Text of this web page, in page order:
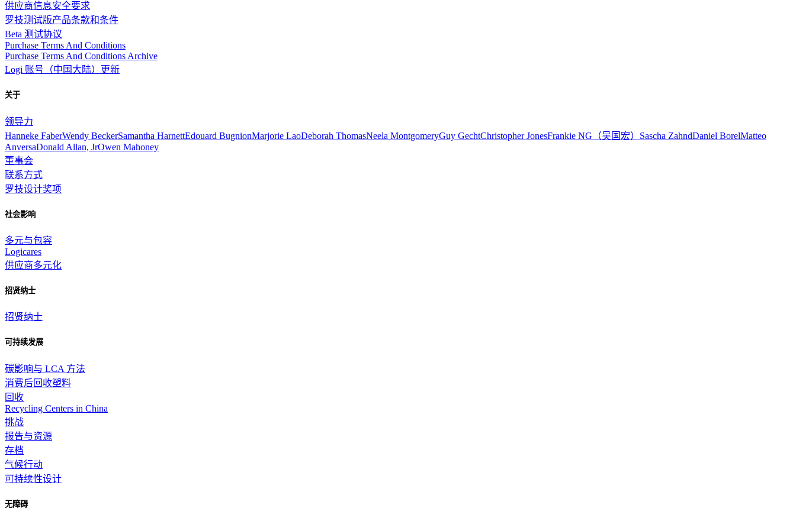
供应商信息安全要求
罗技测试版产品条款和条件
Beta 测试协议
Purchase Terms And Conditions
Purchase Terms And Conditions Archive
Logi 账号（中国大陆）更新
关于
领导力
Hanneke FaberWendy BeckerSamantha HarnettEdouard BugnionMarjorie LaoDeborah ThomasNeela MontgomeryGuy GechtChristopher JonesFrankie NG（吴国宏） Sascha ZahndDaniel BorelMatteo
AnversaDonald Allan, JrOwen Mahoney
董事会
联系方式
罗技设计奖项
社会影响
多元与包容
Logicares
供应商多元化
招贤纳士
招贤纳士
可持续发展
碳影响与 LCA 方法
消费后回收塑料
回收
Recycling Centers in China
挑战
报告与资源
存档
气候行动
可持续性设计
无障碍